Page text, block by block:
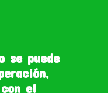
se puede
el